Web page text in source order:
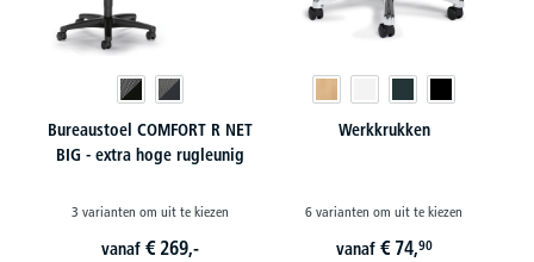
Bureaustoel COMFORT R NET
BIG - extra hoge rugleunig
3 varianten om uit te kiezen
vanaf € 269,-
Werkkrukken
6 varianten om uit te kiezen
vanaf € 74,90